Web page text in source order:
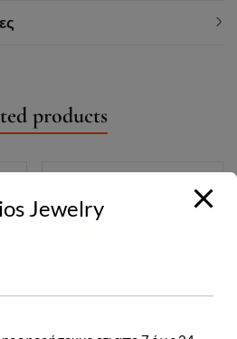
products
Jewelry